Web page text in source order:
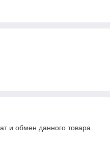
и обмен данного товара